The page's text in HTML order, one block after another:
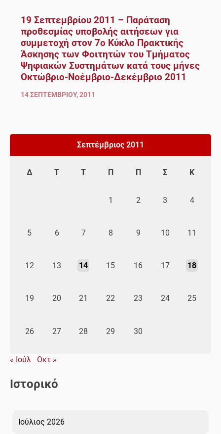
19 Σεπτεμβρίου 2011 – Παράταση
προθεσμίας υποβολής αιτήσεων για
συμμετοχή στον 7ο Κύκλο Πρακτικής
Άσκησης των Φοιτητών του Τμήματος
Ψηφιακών Συστημάτων κατά τους μήνες
Οκτώβριο-Νοέμβριο-Δεκέμβριο 2011
14 ΣΕΠΤΕΜΒΡΊΟΥ, 2011
Σεπτέμβριος 2011
Δ Τ Τ Π Π Σ Κ
1 2 3 4
5 6 7 8 9 10 11
12 13 14 15 16 17 18
19 20 21 22 23 24 25
26 27 28 29 30
« Ιούλ Οκτ »
Ιστορικό
Ιούλιος 2026